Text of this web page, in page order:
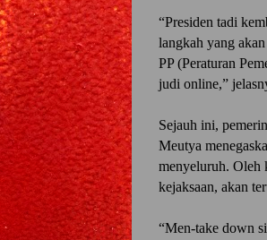
“Presiden tadi
langkah yang
PP (Peraturan
judi online,”
Sejauh ini,
Meutya
menyeluruh. Oleh
kejaksaan, akan
“Men-take down